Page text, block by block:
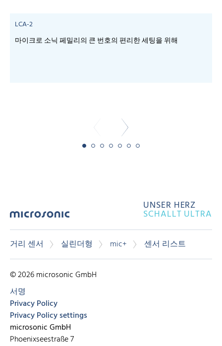
LCA-2
마이크로 소닉 페밀리의 큰 번호의 편리한 세팅을 위해
UNSER HERZ
SCHALLT ULTRA
거리 센서 실린더형 mic+ 센서 리스트
© 2026 microsonic GmbH
서명
Privacy Policy
Privacy Policy settings
microsonic GmbH
Phoenixseestraße 7